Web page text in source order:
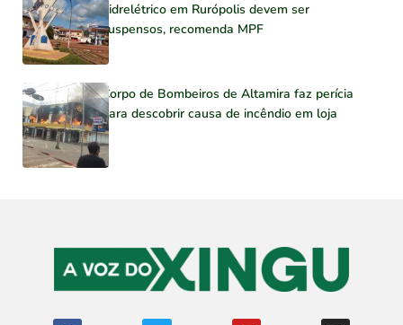
hidrelétrico em Rurópolis devem ser
suspensos, recomenda MPF
Corpo de Bombeiros de Altamira faz perícia
para descobrir causa de incêndio em loja